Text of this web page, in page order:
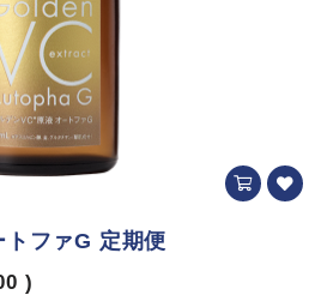
ファG 定期便
)